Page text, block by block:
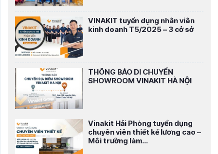
VINAKIT tuyển dụng nhân viên
kinh doanh T5/2025 – 3 cở sở
THÔNG BÁO DI CHUYỂN
SHOWROOM VINAKIT HÀ NỘI
Vinakit Hải Phòng tuyển dụng
chuyên viên thiết kế lương cao –
Môi trường làm...